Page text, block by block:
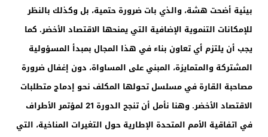
بيئية أضحت هشة، والذي بات ضرورة حتمية، بل وكذلك بالنظر
للإمكانات التنموية الإضافية التي يمنحها الاقتصاد الأخضر. كما
يجب أن يلتزم أي تعاون بناء في هذا المجال بمبدأ المسؤولية
المشتركة والمتمايزة، المبني على المساواة، دون إغفال ضرورة
مصاحبة القارة في مسلسل تحولها المكلف نحو إدماج متطلبات
الاقتصاد الأخضر. وهنا نأمل أن تنجح الدورة 21 لمؤتمر الأطراف
في اتفاقية الأمم المتحدة الإطارية حول التغيرات المناخية، التي